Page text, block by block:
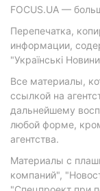
FOCUS.UA —
Перепечатка,
информации,
"Українські
Все материалы,
ссылкой на
дальнейшему
любой форме,
агентства.
Материалы с
компаний",